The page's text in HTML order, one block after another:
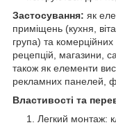
Застосування: як
приміщень (кухня,
група) та
рецепцій, магазини,
також як елементи
рекламних панелей,
Властивості та
Легкий монтаж: